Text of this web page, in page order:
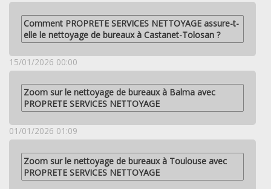
Comment PROPRETE SERVICES NETTOYAGE assure-t-
elle le nettoyage de bureaux à Castanet-Tolosan ?
15/01/2026 00:00
Zoom sur le nettoyage de bureaux à Balma avec
PROPRETE SERVICES NETTOYAGE
01/01/2026 01:09
Zoom sur le nettoyage de bureaux à Toulouse avec
PROPRETE SERVICES NETTOYAGE